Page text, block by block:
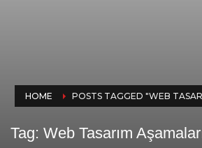
HOME POSTS TAGGED "WEB
Tag: Web Tasarım